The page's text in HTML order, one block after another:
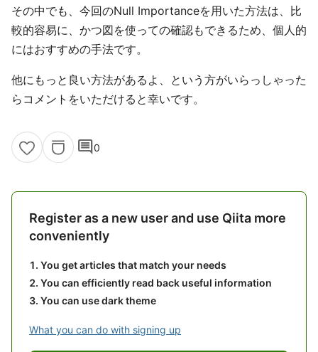
その中でも、今回のNull Importanceを用いた方法は、比
較的容易に、かつ図を使っての確認もできるため、個人的
にはおすすめの手法です。
他にもっと良い方法があるよ、という方がいらっしゃった
らコメントをいただけると幸いです。
comment0
Register as a new user and use Qiita more
conveniently
You get articles that match your needs
You can efficiently read back useful information
You can use dark theme
What you can do with signing up